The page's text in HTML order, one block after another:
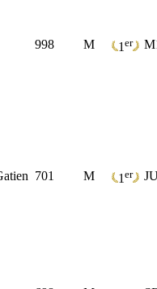
998 M 1 er
701 M 1 er